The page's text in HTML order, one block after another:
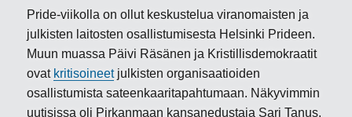
Pride-viikolla on ollut keskustelua viranomaisten ja
julkisten laitosten osallistumisesta Helsinki Prideen.
Muun muassa Päivi Räsänen ja Kristillisdemokraatit
ovat kritisoineetjulkisten organisaatioiden
osallistumista sateenkaaritapahtumaan. Näkyvimmin
uutisissa oli Pirkanmaan kansanedustaja Sari Tanus,